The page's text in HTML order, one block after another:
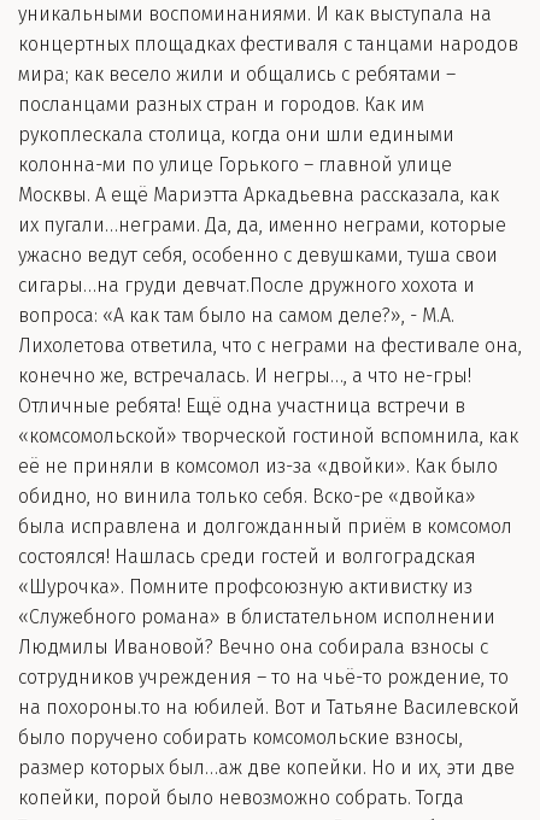
уникальными воспоминаниями. И как выступала на
концертных площадках фестиваля с танцами народов
мира; как весело жили и общались с ребятами –
посланцами разных стран и городов. Как им
рукоплескала столица, когда они шли едиными
колонна-ми по улице Горького – главной улице
Москвы. А ещё Мариэтта Аркадьевна рассказала, как
их пугали…неграми. Да, да, именно неграми, которые
ужасно ведут себя, особенно с девушками, туша свои
сигары…на груди девчат.После дружного хохота и
вопроса: «А как там было на самом деле?», - М.А.
Лихолетова ответила, что с неграми на фестивале она,
конечно же, встречалась. И негры…, а что не-гры!
Отличные ребята! Ещё одна участница встречи в
«комсомольской» творческой гостиной вспомнила, как
её не приняли в комсомол из-за «двойки». Как было
обидно, но винила только себя. Вско-ре «двойка»
была исправлена и долгожданный приём в комсомол
состоялся! Нашлась среди гостей и волгоградская
«Шурочка». Помните профсоюзную активистку из
«Служебного романа» в блистательном исполнении
Людмилы Ивановой? Вечно она собирала взносы с
сотрудников учреждения – то на чьё-то рождение, то
на похороны.то на юбилей. Вот и Татьяне Василевской
было поручено собирать комсомольские взносы,
размер которых был…аж две копейки. Но и их, эти две
копейки, порой было невозможно собрать. Тогда